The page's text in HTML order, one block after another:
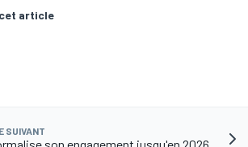
article
SUIVANT